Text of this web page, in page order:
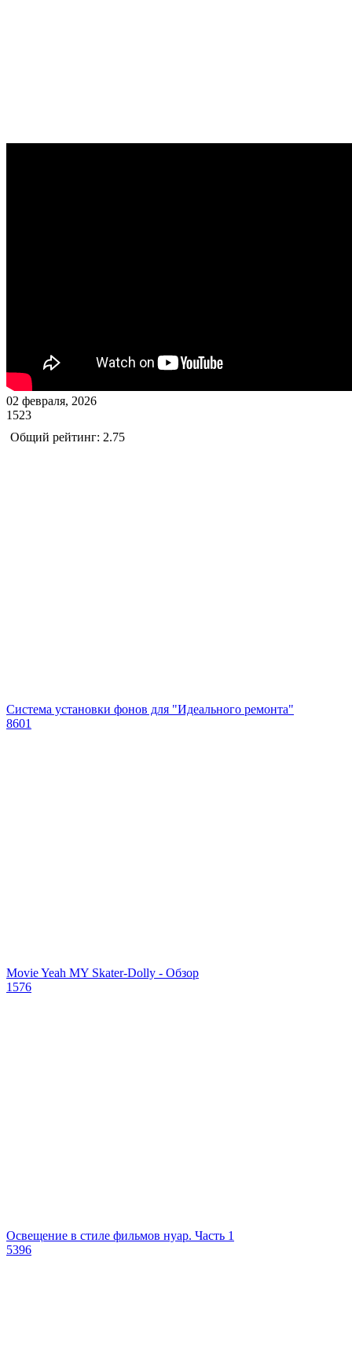
02 февраля, 2026
1523
Общий рейтинг: 2.75
Система установки фонов для "Идеального ремонта"
8601
Movie Yeah MY Skater-Dolly - Обзор
1576
Освещение в стиле фильмов нуар. Часть 1
5396